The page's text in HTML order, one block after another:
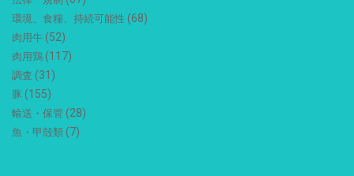
環境、食糧、持続可能性 (68)
肉用牛 (52)
肉用鶏 (117)
調査 (31)
豚 (155)
輸送・保管 (28)
魚・甲殻類 (7)